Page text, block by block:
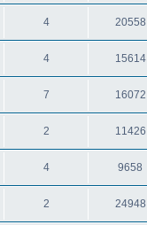
4 20558
4 15614
7 16072
2 11426
4 9658
2 24948